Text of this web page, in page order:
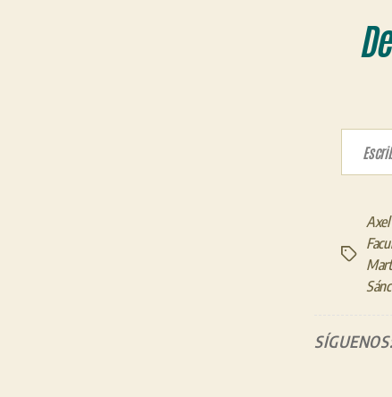
Escribe tu correo
Etiquetas
Axel